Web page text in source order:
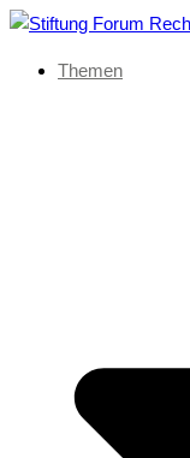
Themen